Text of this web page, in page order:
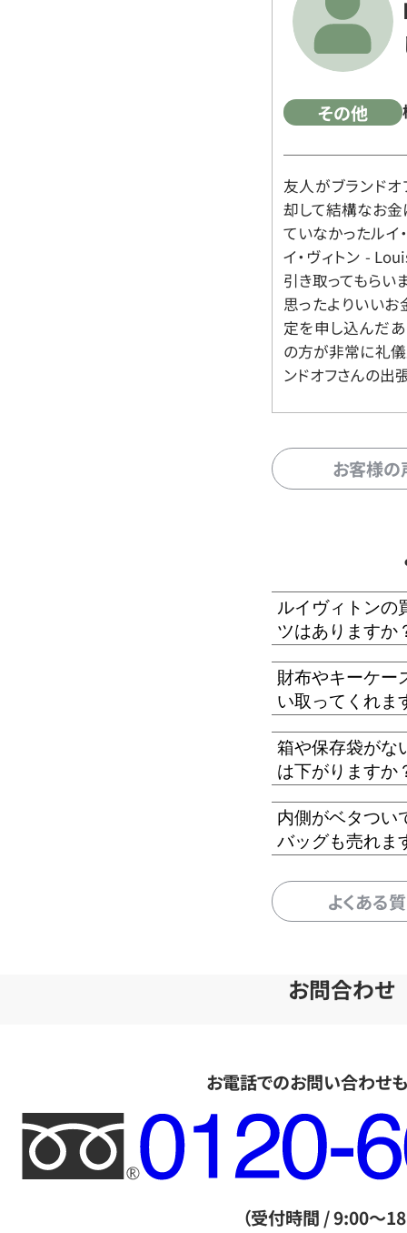
その他
友人がブランド
却して結構なお金
ていなかったルイ
イ・ヴィトン -
引き取ってもらい
思ったよりいいお
定を申し込んだ
の方が非常に礼儀
ンドオフさんの出
お客様
ルイヴィトンの
ツはありますか
財布やキーケー
い取ってくれま
箱や保存袋がな
は下がりますか
内側がベタつい
バッグも売れま
よくある
お問合わせ
お電話でのお問い合わせ
フ
リ
ー
（受付時間 / 9:00～